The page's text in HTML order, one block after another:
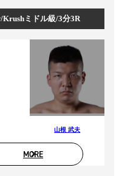
Krushミドル級/3分3R
山根 武夫
MORE